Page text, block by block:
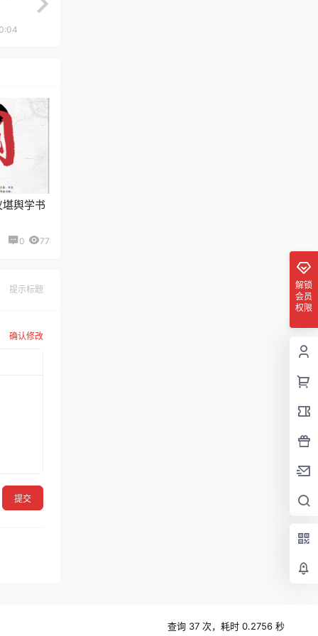
堪舆学书
0 77
提示标题
确认修改
提交
解锁
会员
权限
查询 37 次，耗时 0.2756 秒